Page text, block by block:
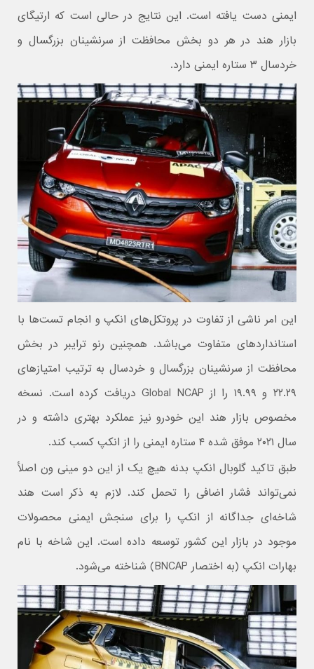
ایمنی دست یافته است. این نتایج در حالی است که ارتیگای
بازار هند در هر دو بخش محافظت از سرنشینان بزرگسال و
خردسال ۳ ستاره ایمنی دارد.
این امر ناشی از تفاوت در پروتکل‌های انکپ و انجام تست‌ها با
استانداردهای متفاوت می‌باشد. همچنین رنو ترایبر در بخش
محافظت از سرنشینان بزرگسال و خردسال به ترتیب امتیازهای
۲۲.۲۹ و ۱۹.۹۹ را از Global NCAP دریافت کرده است. نسخه
مخصوص بازار هند این خودرو نیز عملکرد بهتری داشته و در
سال ۲۰۲۱ موفق شده ۴ ستاره ایمنی را از انکپ کسب کند.
طبق تاکید گلوبال انکپ بدنه هیچ یک از این دو مینی ون اصلأ
نمی‌تواند فشار اضافی را تحمل کند. لازم به ذکر است هند
شاخه‌ای جداگانه از انکپ را برای سنجش ایمنی محصولات
موجود در بازار این کشور توسعه داده است. این شاخه با نام
بهارات انکپ (به اختصار BNCAP) شناخته می‌شود.